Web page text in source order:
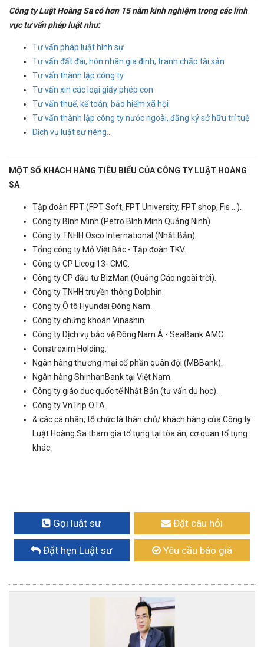
Công ty Luật Hoàng Sa có hơn 15 năm kinh nghiệm trong các lĩnh
vực tư vấn pháp luật như:
Tư vấn pháp luật hình sự
Tư vấn đất đai, hôn nhân gia đình, tranh chấp tài sản
Tư vấn thành lập công ty
Tư vấn xin các loại giấy phép con
Tư vấn thuế, kế toán, bảo hiểm xã hội
Tư vấn thành lập công ty nước ngoài, đăng ký sở hữu trí tuệ
Dịch vụ luật sư riêng...
MỘT SỐ KHÁCH HÀNG TIÊU BIỂU CỦA CÔNG TY LUẬT HOÀNG
SA
Tập đoàn FPT (FPT Soft, FPT University, FPT shop, Fis ...).
Công ty Bình Minh (Petro Bình Minh Quảng Ninh).
Công ty TNHH Osco International (Nhật Bản).
Tổng công ty Mỏ Việt Bắc - Tập đoàn TKV.
Công ty CP Licogi13- CMC.
Công ty CP đầu tư BizMan (Quảng Cáo ngoài trời).
Công ty TNHH truyền thông Dolphin.
Công ty Ô tô Hyundai Đông Nam.
Công ty chứng khoán Vinashin.
Công ty Dịch vụ bảo vệ Đông Nam Á - SeaBank AMC.
Constrexim Holding.
Ngân hàng thương mại cổ phần quân đội (MBBank).
Ngân hàng ShinhanBank tại Việt Nam.
Công ty giáo dục quốc tế Nhật Bản (tư vấn du học).
Công ty VnTrip OTA.
& các cá nhân, tổ chức là thân chủ/ khách hàng của Công ty
Luật Hoàng Sa tham gia tố tụng tại tòa án, cơ quan tố tụng
khác.
Gọi luật sư Đặt câu hỏi
Đặt hẹn Luật sư Yêu cầu báo giá